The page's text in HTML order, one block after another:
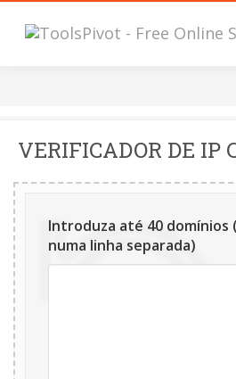
VERIFICADOR DE IP
Introduza até 40 domínios
numa linha separada)